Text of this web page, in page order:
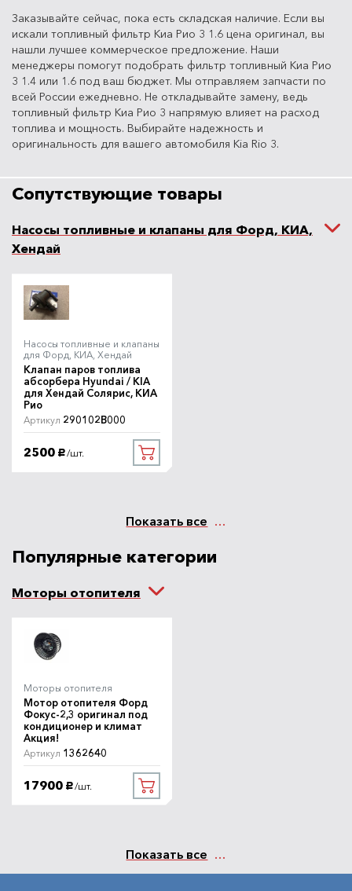
Заказывайте сейчас, пока есть складская наличие. Если вы
искали топливный фильтр Киа Рио 3 1.6 цена оригинал, вы
нашли лучшее коммерческое предложение. Наши
менеджеры помогут подобрать фильтр топливный Киа Рио
3 1.4 или 1.6 под ваш бюджет. Мы отправляем запчасти по
всей России ежедневно. Не откладывайте замену, ведь
топливный фильтр Киа Рио 3 напрямую влияет на расход
топлива и мощность. Выбирайте надежность и
оригинальность для вашего автомобиля Kia Rio 3.
Сопутствующие товары
Насосы топливные и клапаны для Форд, КИА,
Хендай
Насосы топливные и клапаны
для Форд, КИА, Хендай
Клапан паров топлива
абсорбера Hyundai / KIA
для Хендай Солярис, КИА
Рио
Артикул 290102B000
2500 руб. /шт.
Показать все
Популярные категории
Моторы отопителя
Моторы отопителя
Мотор отопителя Форд
Фокус-2,3 оригинал под
кондиционер и климат
Акция!
Артикул 1362640
17900 руб. /шт.
Показать все